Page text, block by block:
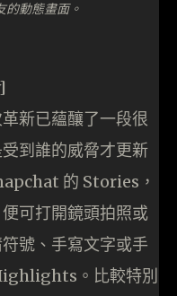
動態畫面。
新已蘊釀了一段很
到誰的威脅才更新
的 Stories，
可打開鏡頭拍照或
號、手寫文字或手
。比較特別